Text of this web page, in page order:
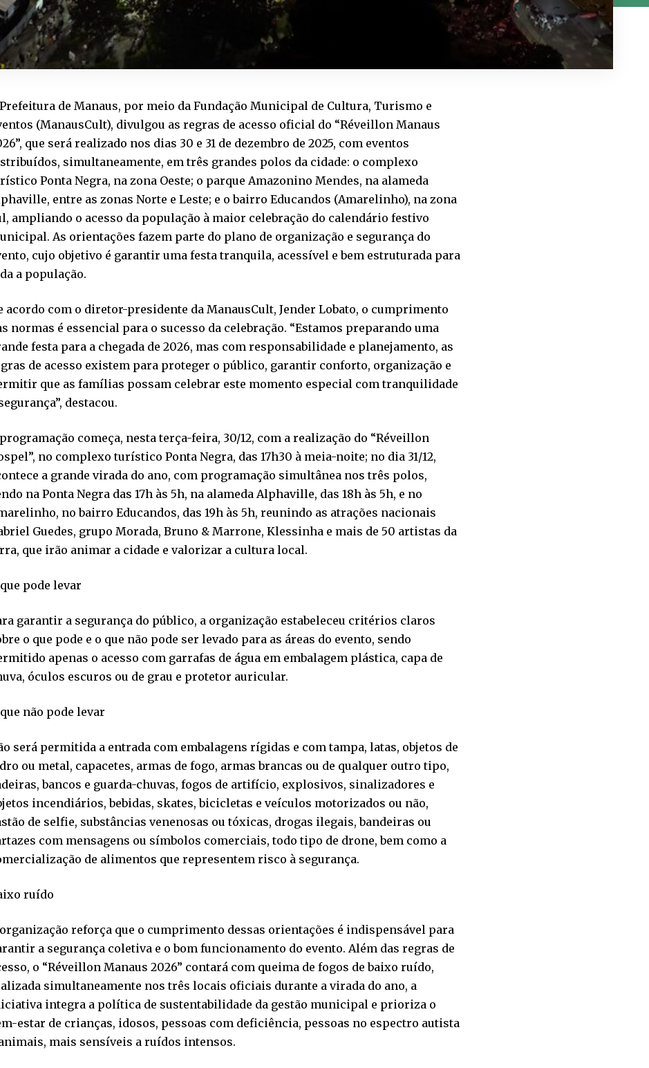
de Manaus, por meio da Fundação Municipal de Cultura, Turismo e
(ManausCult), divulgou as regras de acesso oficial do “Réveillon Manaus
que será realizado nos dias 30 e 31 de dezembro de 2025, com eventos
simultaneamente, em três grandes polos da cidade: o complexo
Ponta Negra, na zona Oeste; o parque Amazonino Mendes, na alameda
entre as zonas Norte e Leste; e o bairro Educandos (Amarelinho), na zona
ampliando o acesso da população à maior celebração do calendário festivo
As orientações fazem parte do plano de organização e segurança do
cujo objetivo é garantir uma festa tranquila, acessível e bem estruturada para
a população.
acordo com o diretor-presidente da ManausCult, Jender Lobato, o cumprimento
normas é essencial para o sucesso da celebração. “Estamos preparando uma
festa para a chegada de 2026, mas com responsabilidade e planejamento, as
de acesso existem para proteger o público, garantir conforto, organização e
que as famílias possam celebrar este momento especial com tranquilidade
destacou.
começa, nesta terça-feira, 30/12, com a realização do “Réveillon
no complexo turístico Ponta Negra, das 17h30 à meia-noite; no dia 31/12,
a grande virada do ano, com programação simultânea nos três polos,
na Ponta Negra das 17h às 5h, na alameda Alphaville, das 18h às 5h, e no
no bairro Educandos, das 19h às 5h, reunindo as atrações nacionais
Guedes, grupo Morada, Bruno & Marrone, Klessinha e mais de 50 artistas da
que irão animar a cidade e valorizar a cultura local.
pode levar
garantir a segurança do público, a organização estabeleceu critérios claros
o que pode e o que não pode ser levado para as áreas do evento, sendo
apenas o acesso com garrafas de água em embalagem plástica, capa de
óculos escuros ou de grau e protetor auricular.
não pode levar
será permitida a entrada com embalagens rígidas e com tampa, latas, objetos de
ou metal, capacetes, armas de fogo, armas brancas ou de qualquer outro tipo,
bancos e guarda-chuvas, fogos de artifício, explosivos, sinalizadores e
incendiários, bebidas, skates, bicicletas e veículos motorizados ou não,
de selfie, substâncias venenosas ou tóxicas, drogas ilegais, bandeiras ou
com mensagens ou símbolos comerciais, todo tipo de drone, bem como a
de alimentos que representem risco à segurança.
ruído
reforça que o cumprimento dessas orientações é indispensável para
a segurança coletiva e o bom funcionamento do evento. Além das regras de
o “Réveillon Manaus 2026” contará com queima de fogos de baixo ruído,
simultaneamente nos três locais oficiais durante a virada do ano, a
integra a política de sustentabilidade da gestão municipal e prioriza o
estar de crianças, idosos, pessoas com deficiência, pessoas no espectro autista
mais sensíveis a ruídos intensos.